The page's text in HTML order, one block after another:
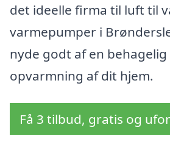
det ideelle firma til luft til
varmepumper i
nyde godt af en
opvarmning af dit hjem.
Få 3 tilbud, gratis og